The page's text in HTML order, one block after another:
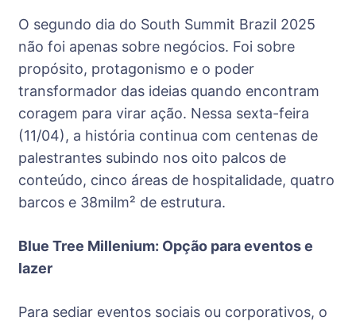
O segundo dia do South Summit Brazil 2025
não foi apenas sobre negócios. Foi sobre
propósito, protagonismo e o poder
transformador das ideias quando encontram
coragem para virar ação. Nessa sexta-feira
(11/04), a história continua com centenas de
palestrantes subindo nos oito palcos de
conteúdo, cinco áreas de hospitalidade, quatro
barcos e 38milm² de estrutura.
Blue Tree Millenium: Opção para eventos e
lazer
Para sediar eventos sociais ou corporativos, o